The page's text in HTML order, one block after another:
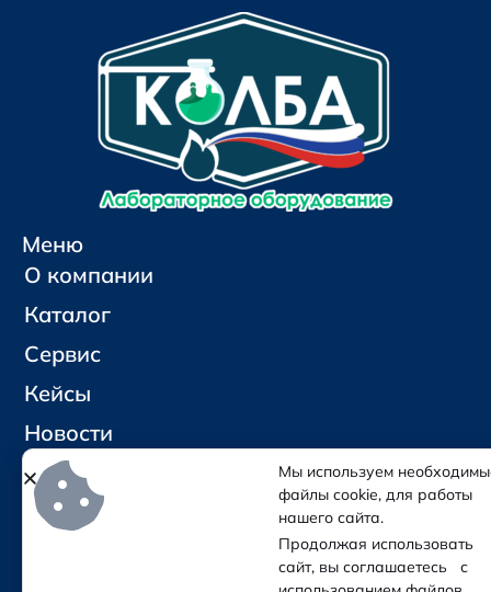
Меню
О компании
Каталог
Сервис
Кейсы
Новости
Контакты
Социальные сети и контакты
Мы используем
файлы cookie, для работы
нашего сайта.
Продолжая использовать
сайт, вы соглашаетесь с